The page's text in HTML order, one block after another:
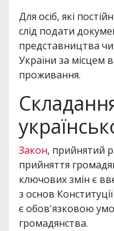
Для осіб, які
слід подати
представництва чи
України за місцем
проживання.
Закон, прийнятий
прийняття
ключових змін є
з основ
є обов'язковою
громадянства.